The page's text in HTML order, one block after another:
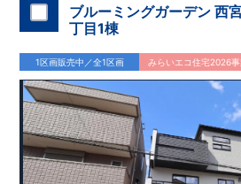
ブルーミングガーデン 西
丁目1棟
1区画販売中／全1区画 みらいエコ住宅2026事